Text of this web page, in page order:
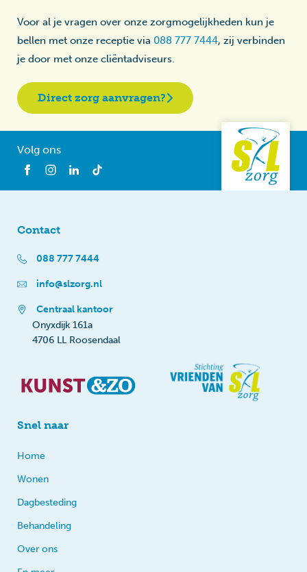
Voor al je vragen over onze zorgmogelijkheden kun je
bellen met onze receptie via 088 777 7444, zij verbinden
je door met onze cliëntadviseurs.
Direct zorg aanvragen?
Volg ons
Contact
088 777 7444
info@slzorg.nl
Centraal kantoor
Onyxdijk 161a
4706 LL Roosendaal
Snel naar
Home
Wonen
Dagbesteding
Behandeling
Over ons